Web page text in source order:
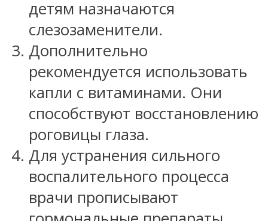
детям назначаются
слезозаменители.
Дополнительно
рекомендуется использовать
капли с витаминами. Они
способствуют восстановлению
роговицы глаза.
Для устранения сильного
воспалительного процесса
врачи прописывают